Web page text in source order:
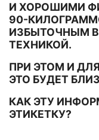
И ХОРОШИМИ
90-
ИЗБЫТОЧНЫМ
ТЕХНИКОЙ.
ПРИ ЭТОМ И
ЭТО БУДЕТ
КАК ЭТУ
ЭТИКЕТКУ?